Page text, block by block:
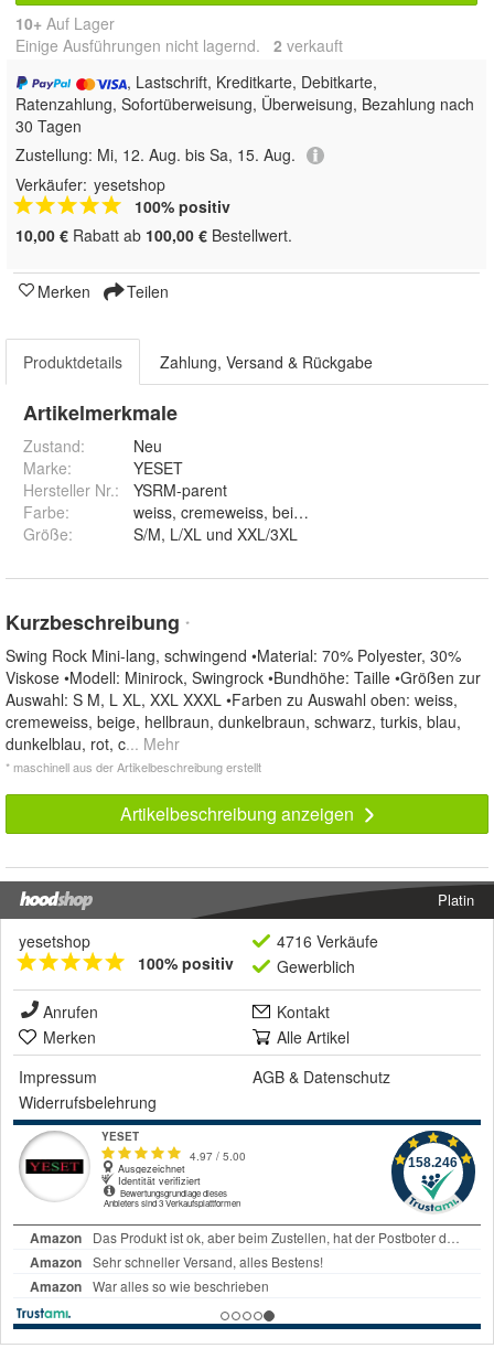
10+ Auf Lager
Einige Ausführungen nicht lagernd. 2 verkauft
, Lastschrift, Kreditkarte, Debitkarte,
Ratenzahlung, Sofortüberweisung, Überweisung, Bezahlung nach
30 Tagen
Zustellung: Mi, 12. Aug. bis Sa, 15. Aug.
Verkäufer: yesetshop
100% positiv
10,00 € Rabatt ab 100,00 € Bestellwert.
Merken Teilen
Produktdetails Zahlung, Versand & Rückgabe
Artikelmerkmale
Zustand:
Neu
Marke:
YESET
Hersteller Nr.:
YSRM-parent
Farbe:
Größe: S/M, L/XL und XXL/3XL
Kurzbeschreibung *
Swing Rock Mini-lang, schwingend •Material: 70% Polyester, 30%
Viskose •Modell: Minirock, Swingrock •Bundhöhe: Taille •Größen zur
Auswahl: S M, L XL, XXL XXXL •Farben zu Auswahl oben: weiss,
cremeweiss, beige, hellbraun, dunkelbraun, schwarz, turkis, blau,
dunkelblau, rot, c... Mehr
* maschinell aus der Artikelbeschreibung erstellt
Artikelbeschreibung anzeigen
Platin
yesetshop
100% positiv
4716 Verkäufe
Gewerblich
Anrufen
Kontakt
Merken
Alle Artikel
Impressum
AGB & Datenschutz
Widerrufsbelehrung